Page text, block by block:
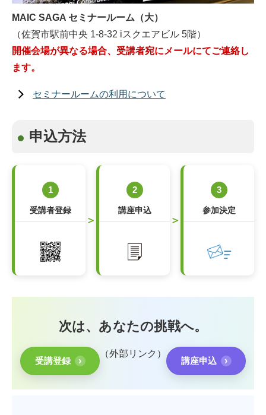
MAIC SAGA セミナールーム（大）
（佐賀市駅前中央 1-8-32 iスクエアビル 5階）
開催会場が異なる場合、受講者宛にメールにてご連絡し
ます。
セミナールームの利用について
申込方法
1
受講者登録
＞
2
講座申込
＞
3
参加決定
次は、あなたの挑戦へ。
受講登録
（外部リンク）
講座申込